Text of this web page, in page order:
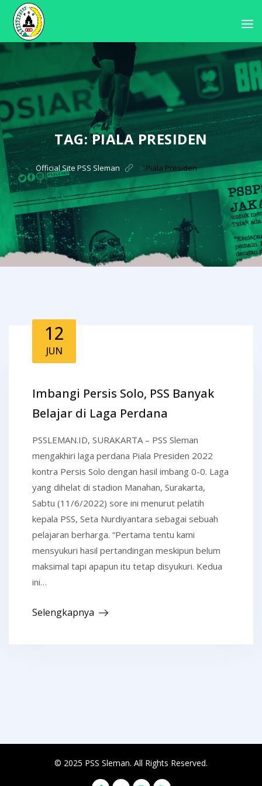
TAG:PIALA PRESIDEN
Official Site PSS Sleman > Piala Presiden ?>
12
JUN
Imbangi Persis Solo, PSS Banyak
Belajar di Laga Perdana
PSSLEMAN.ID, SURAKARTA – PSS Sleman
mengakhiri laga perdana Piala Presiden 2022
kontra Persis Solo dengan hasil imbang 0-0. Laga
yang dihelat di stadion Manahan, Surakarta,
Sabtu (11/6/2022) sore ini menurut pelatih
kepala PSS, Seta Nurdiyantara sebagai sebuah
pelajaran berharga. “Pertama tentu kami
mensyukuri hasil pertandingan meskipun belum
maksimal tapi apapun itu tetap disyukuri. Kedua
ini…
Selengkapnya
© 2025 PSS Sleman. All Rights Reserved.